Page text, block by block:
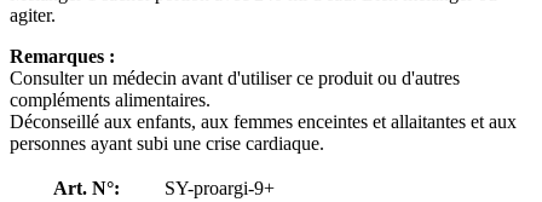
agiter.
Remarques :
Consulter un médecin avant d'utiliser ce produit ou d'autres
compléments alimentaires.
Déconseillé aux enfants, aux femmes enceintes et allaitantes et aux
personnes ayant subi une crise cardiaque.
Art. N°:
SY-proargi-9+